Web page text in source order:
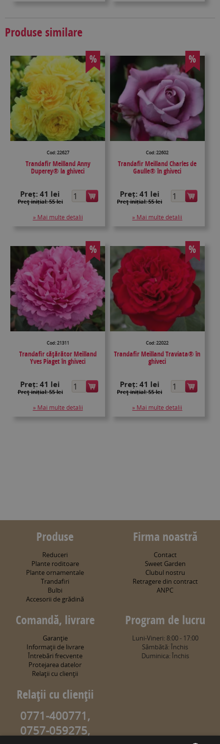
Produse similare
%
Cod: 22627
Trandafir Meilland Anny
Duperey® la ghiveci
Preț:41 lei
Preţ inițial: 55 lei
» Mai multe detalii
%
Cod: 22602
Trandafir Meilland Charles de
Gaulle® în ghiveci
Preț: 41 lei
Preţ inițial: 55 lei
» Mai multe detalii
%
Cod: 21311
Trandafir cățărător Meilland
Yves Piaget în ghiveci
Preț:41 lei
Preţ inițial: 55 lei
» Mai multe detalii
%
Cod: 22022
Trandafir Meilland Traviata® în
ghiveci
Preț: 41 lei
Preţ inițial: 55 lei
» Mai multe detalii
Produse
Reduceri
Plante roditoare
Plante ornamentale
Trandafiri
Bulbi
Accesorii de grădină
Firma noastră
Contact
Sweet Garden
Clubul nostru
Retragere din contract
ANPC
Comandă, livrare
Garanţie
Informaţii de livrare
Întrebări frecvente
Protejarea datelor
Relaţii cu clienţii
Program de lucru
Luni-Vineri: 8:00 - 17:00
Sâmbătă: Închis
Duminica: Închis
Relaţii cu clienţii
0771-400771,
0757-059275,